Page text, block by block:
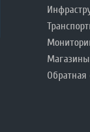
Магазины
Обратная